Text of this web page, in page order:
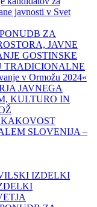
javnosti v Svet
ZA
JAVNE
GOSTINSKE
TRADICIONALNE
v Ormožu 2024«
JAVNEGA
KULTURO IN
SLOVENIJA –
IZDELKI